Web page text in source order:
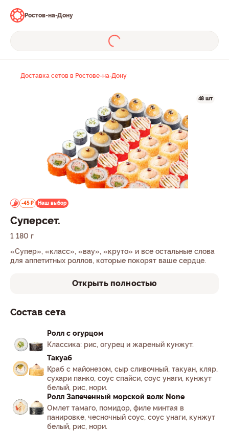
Ростов-на-Дону
Доставка сетов в Ростове-на-Дону
48 шт
-45 ₽ Наш выбор
Суперсет.
1 180 г
«Супер», «класс», «вау», «круто» и все остальные слова
для аппетитных роллов, которые покорят ваше сердце.
Открыть полностью
Состав сета
Ролл с огурцом
Классика: рис, огурец и жареный кунжут.
Такуаб
Краб с майонезом, сыр сливочный, такуан, кляр,
сухари панко, соус спайси, соус унаги, кунжут
белый, рис, нори.
Ролл Запеченный морской волк None
Омлет тамаго, помидор, филе минтая в
панировке, чесночный соус, соус унаги, кунжут
белый, рис, нори.